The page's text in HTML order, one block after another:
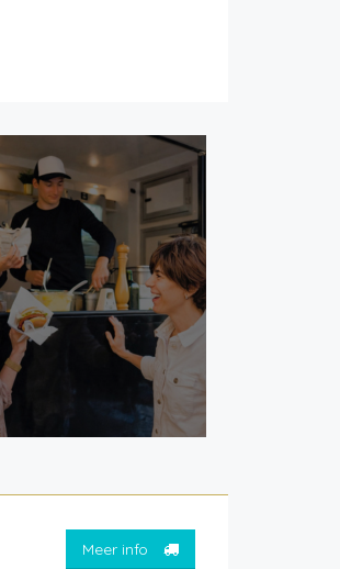
Meer info